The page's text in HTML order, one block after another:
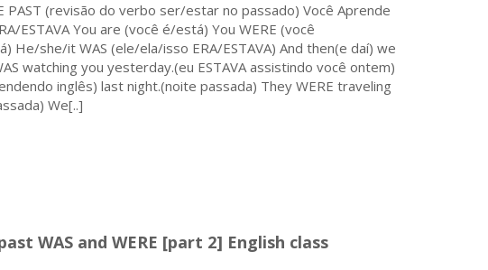
PAST (revisão do verbo ser/estar no passado) Você Aprende
ESTAVA You are (você é/está) You WERE (você
He/she/it WAS (ele/ela/isso ERA/ESTAVA) And then(e daí) we
watching you yesterday.(eu ESTAVA assistindo você ontem)
inglês) last night.(noite passada) They WERE traveling
We[..]
WAS and WERE [part 2] English class